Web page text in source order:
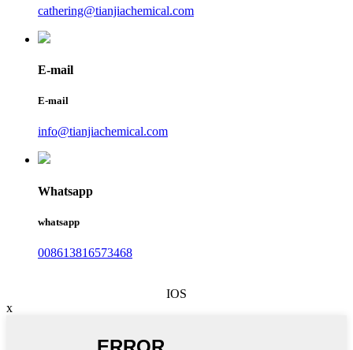
cathering@tianjiachemical.com
E-mail
E-mail
info@tianjiachemical.com
Whatsapp
whatsapp
008613816573468
IOS
x